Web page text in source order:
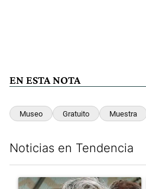
EN ESTA NOTA
Museo Gratuito Muestra
Noticias en Tendencia
Un artículo de tendencia con el